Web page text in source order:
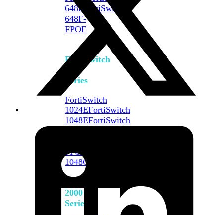
648F
FortiSwitch
648F-
FPOE
FortiSwitch
1000
Series
FortiSwitch
1024EFortiSwitch
1048EFortiSwitch
FPOE
1048G
2000
Series